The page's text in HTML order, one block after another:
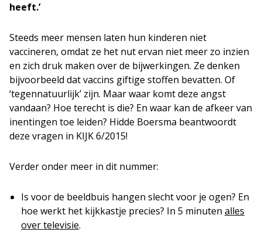
heeft.’
Steeds meer mensen laten hun kinderen niet
vaccineren, omdat ze het nut ervan niet meer zo inzien
en zich druk maken over de bijwerkingen. Ze denken
bijvoorbeeld dat vaccins giftige stoffen bevatten. Of
‘tegennatuurlijk’ zijn. Maar waar komt deze angst
vandaan? Hoe terecht is die? En waar kan de afkeer van
inentingen toe leiden? Hidde Boersma beantwoordt
deze vragen in KIJK 6/2015!
Verder onder meer in dit nummer:
Is voor de beeldbuis hangen slecht voor je ogen? En
hoe werkt het kijkkastje precies? In 5 minuten alles
over televisie.